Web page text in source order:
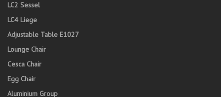
LC2 Sessel
LC4 Liege
Adjustable Table E1027
Lounge Chair
Cesca Chair
Egg Chair
Aluminium Group